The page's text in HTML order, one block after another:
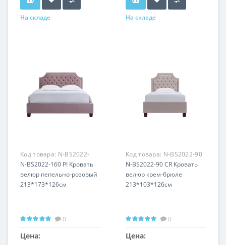
На складе На складе
Код товара: N-BS2022-
160 PI
N-BS2022-160 PI Кровать
велюр пепельно-розовый
213*173*126см
0
Цена:
Код товара: N-BS2022-90
CR
N-BS2022-90 CR Кровать
велюр крем-брюле
213*103*126см
0
Цена: